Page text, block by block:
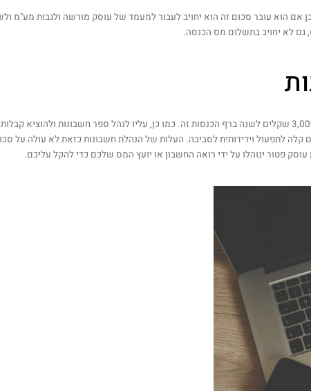
השנתי לעוסק פטור לשנה נקבע בסכום של 120,000 ₪ (נכון לשנת 2024), ולכן אם הוא עובר סכום זה הוא יחויב לעבור
גם לא יחויב בתשלום מס הכנסה.
כל עצמאי שאינו משלם מס הכנסה עליו לשלם לביטוח לאומי, וזה מגיע לסך של כ-3,000-4,000 שקלים לשנה ברף הכנסות זה. כמו
לתפעול וידידותית לסביבה. העלות של הנהלת חשבונות כזאת לא עולה
פטור ינוהלו על ידי רואה החשבון או יועץ המס שלכם כדי להקל עליכם.